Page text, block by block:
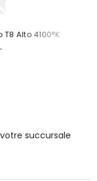
Alto 4100°K
succursale